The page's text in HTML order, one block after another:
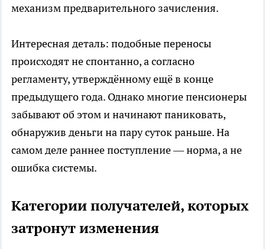
механизм предварительного зачисления.
Интересная деталь: подобные переносы
происходят не спонтанно, а согласно
регламенту, утверждённому ещё в конце
предыдущего года. Однако многие пенсионеры
забывают об этом и начинают паниковать,
обнаружив деньги на пару суток раньше. На
самом деле раннее поступление — норма, а не
ошибка системы.
Категории получателей, которых
затронут изменения